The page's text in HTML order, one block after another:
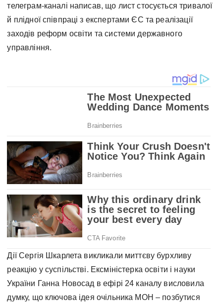
телеграм-каналі написав, що лист стосується тривалої
й плідної співпраці з експертами ЄС та реалізації
заходів реформ освіти та системи державного
управління.
Дії Сергія Шкарлета викликали миттєву бурхливу
реакцію у суспільстві. Ексміністерка освіти і науки
України Ганна Новосад в ефірі 24 каналу висловила
думку, що ключова ідея очільника МОН – позбутися